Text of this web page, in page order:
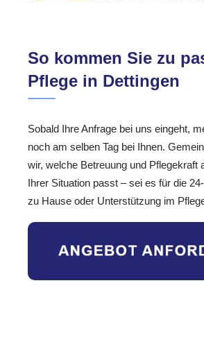
So kommen Sie zu
Pflege in Dettingen
Sobald Ihre Anfrage bei uns eingeht,
noch am selben Tag bei Ihnen.
wir, welche Betreuung und Pflegekraft
Ihrer Situation passt – sei es für die
zu Hause oder Unterstützung im